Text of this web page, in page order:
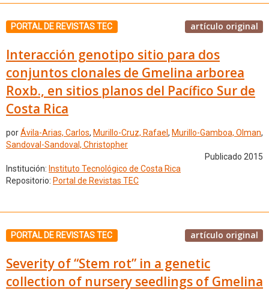
PORTAL DE REVISTAS TEC artículo original
Interacción genotipo sitio para dos
conjuntos clonales de Gmelina arborea
Roxb., en sitios planos del Pacífico Sur de
Costa Rica
porÁvila-Arias, Carlos, Murillo-Cruz, Rafael , Murillo-Gamboa, Olman,
Sandoval-Sandoval, Christopher
Publicado 2015
Institución: Instituto Tecnológico de Costa Rica
Repositorio: Portal de Revistas TEC
PORTAL DE REVISTAS TEC artículo original
Severity of “Stem rot” in a genetic
collection of nursery seedlings of Gmelina